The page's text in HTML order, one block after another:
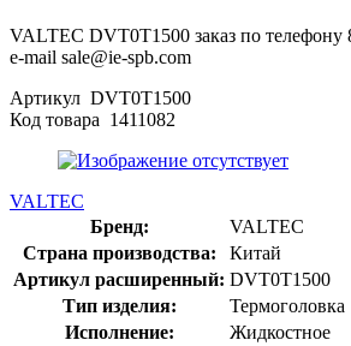
VALTEC DVT0T1500 заказ по телефону
e-mail sale@ie-spb.com
Артикул DVT0T1500
Код товара 1411082
VALTEC
Бренд:
VALTEC
Страна производства:
Китай
Артикул расширенный: DVT0T1500
Тип изделия:
Термоголовка
Исполнение:
Жидкостное